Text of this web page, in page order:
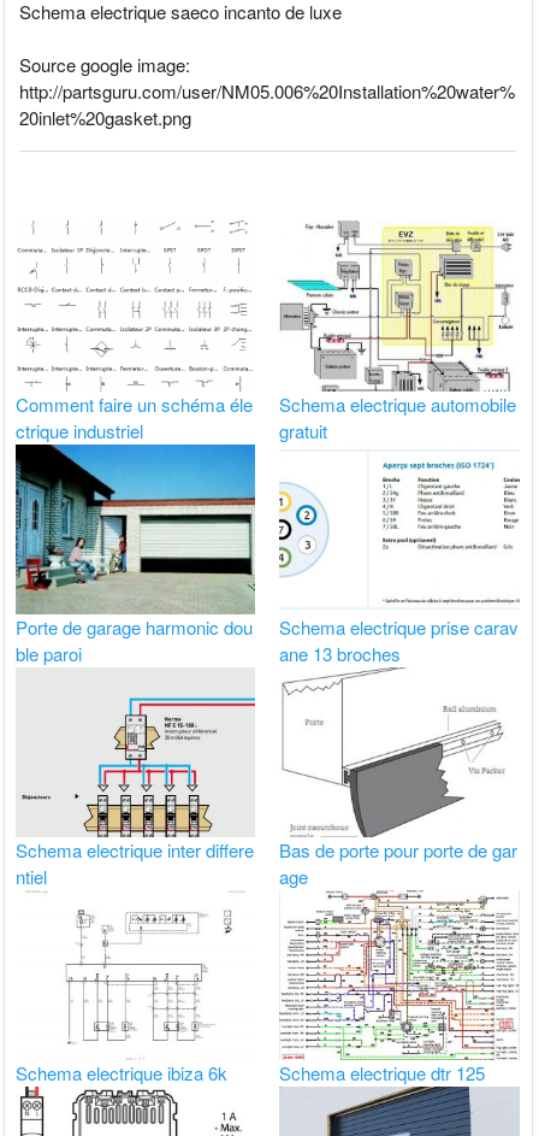
Schema electrique saeco incanto de luxe
Source google image:
http://partsguru.com/user/NM05.006%20Installation%20water%
20inlet%20gasket.png
Comment faire un schéma éle
ctrique industriel
Schema electrique automobile
gratuit
Porte de garage harmonic dou
ble paroi
Schema electrique prise carav
ane 13 broches
Schema electrique inter differe
ntiel
Bas de porte pour porte de gar
age
Schema electrique ibiza 6k Schema electrique dtr 125